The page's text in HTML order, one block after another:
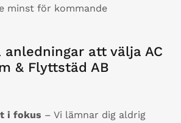
minst för kommande
anledningar att välja AC
& Flyttstäd AB
i fokus – Vi lämnar dig aldrig